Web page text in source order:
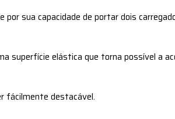
sua capacidade de portar dois
superfície elástica que torna possível a
fácilmente destacável.